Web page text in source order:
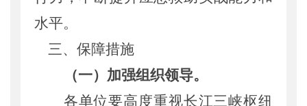
水平。
三、保障措施
（一）加强组织领导。
各单位要高度重视长江三峡枢纽